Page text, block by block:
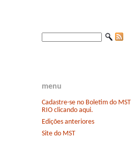
menu
Cadastre-se no Boletim do MST
RIO clicando aqui.
Edições anteriores
Site do MST